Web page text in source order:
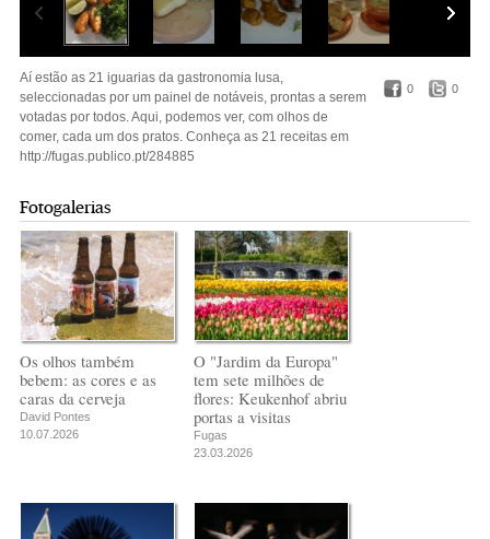
notáveis prontas a serem votadas por todos. Aqui podemos ver com olhos de
comer cada um dos pratos. Mais infos e lista completa em
http://fugas.publico.pt/284419 | Aqui o Pastel de Bacalhau (Lisboa e Setúbal)
0 0
Aí estão as 21 iguarias da gastronomia lusa,
seleccionadas por um painel de notáveis, prontas a serem
votadas por todos. Aqui, podemos ver, com olhos de
comer, cada um dos pratos. Conheça as 21 receitas em
http://fugas.publico.pt/284885
Fotogalerias
Os olhos também
bebem: as cores e as
caras da cerveja
David Pontes
10.07.2026
O "Jardim da Europa"
tem sete milhões de
flores: Keukenhof abriu
portas a visitas
Fugas
23.03.2026